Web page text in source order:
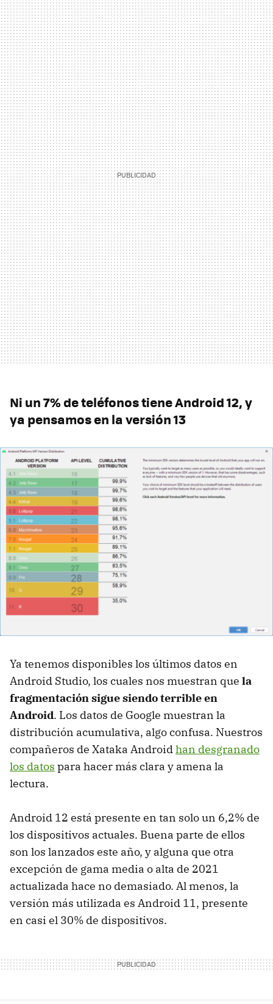
Ni un 7% de teléfonos tiene Android 12, y
ya pensamos en la versión 13
Ya tenemos disponibles los últimos datos en
Android Studio, los cuales nos muestran que la
fragmentación sigue siendo terrible en
Android. Los datos de Google muestran la
distribución acumulativa, algo confusa. Nuestros
compañeros de Xataka Androidhan desgranado
los datos para hacer más clara y amena la
lectura.
Android 12 está presente en tan solo un 6,2% de
los dispositivos actuales. Buena parte de ellos
son los lanzados este año, y alguna que otra
excepción de gama media o alta de 2021
actualizada hace no demasiado. Al menos, la
versión más utilizada es Android 11, presente
en casi el 30% de dispositivos.